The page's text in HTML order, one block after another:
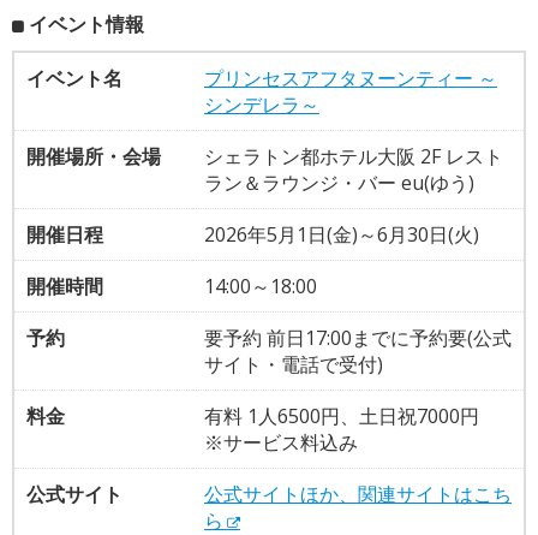
イベント情報
イベント名
プリンセスアフタヌーンティー ～
シンデレラ～
開催場所・会場
シェラトン都ホテル大阪 2F レスト
ラン＆ラウンジ・バー eu(ゆう)
開催日程
2026年5月1日(金)～6月30日(火)
開催時間
14:00～18:00
予約
要予約 前日17:00までに予約要(公式
サイト・電話で受付)
料金
有料 1人6500円、土日祝7000円
※サービス料込み
公式サイト
公式サイトほか、関連サイトはこち
ら